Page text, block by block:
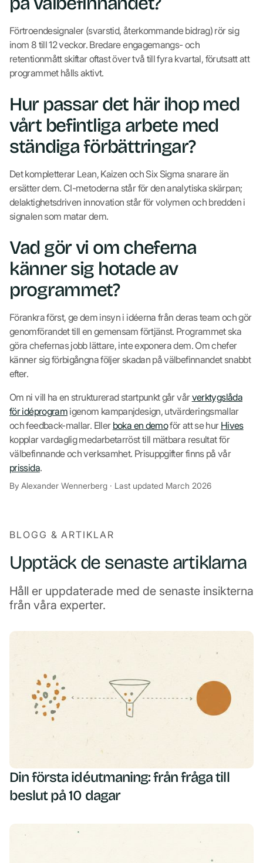
Förtroendesignaler (svarstid, återkommande bidrag) rör sig
inom 8 till 12 veckor. Bredare engagemangs- och
retentionmått skiftar oftast över två till fyra kvartal, förutsatt att
programmet hålls aktivt.
Hur passar det här ihop med
vårt befintliga arbete med
ständiga förbättringar?
Det kompletterar Lean, Kaizen och Six Sigma snarare än
ersätter dem. CI-metoderna står för den analytiska skärpan;
delaktighetsdriven innovation står för volymen och bredden i
signalen som matar dem.
Vad gör vi om cheferna
känner sig hotade av
programmet?
Förankra först, ge dem insyn i idéerna från deras team och gör
genomförandet till en gemensam förtjänst. Programmet ska
göra chefernas jobb lättare, inte exponera dem. Om chefer
känner sig förbigångna följer skadan på välbefinnandet snabbt
efter.
Om ni vill ha en strukturerad startpunkt går vårverktygslåda
för idéprogram igenom kampanjdesign, utvärderingsmallar
och feedback-mallar. Eller boka en demoför att se hur Hives
kopplar vardaglig medarbetarröst till mätbara resultat för
välbefinnande och verksamhet. Prisuppgifter finns på vår
prissida.
By Alexander Wennerberg · Last updated March 2026
BLOGG & ARTIKLAR
Upptäck de senaste artiklarna
Håll er uppdaterade med de senaste insikterna
från våra experter.
Din första idéutmaning: från fråga till
beslut på 10 dagar